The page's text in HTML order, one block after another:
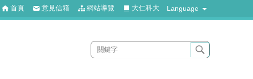
首頁 意見信箱 網站導覽 大仁科大 Language